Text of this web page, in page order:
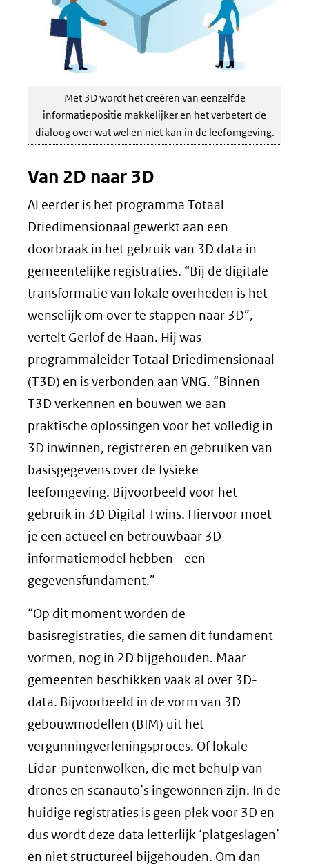
Met 3D wordt het creëren van eenzelfde
informatiepositie makkelijker en het verbetert de
dialoog over wat wel en niet kan in de leefomgeving.
Van 2D naar 3D
Al eerder is het programma Totaal
Driedimensionaal gewerkt aan een
doorbraak in het gebruik van 3D data in
gemeentelijke registraties. “Bij de digitale
transformatie van lokale overheden is het
wenselijk om over te stappen naar 3D”,
vertelt Gerlof de Haan. Hij was
programmaleider Totaal Driedimensionaal
(T3D) en is verbonden aan VNG. “Binnen
T3D verkennen en bouwen we aan
praktische oplossingen voor het volledig in
3D inwinnen, registreren en gebruiken van
basisgegevens over de fysieke
leefomgeving. Bijvoorbeeld voor het
gebruik in 3D Digital Twins. Hiervoor moet
je een actueel en betrouwbaar 3D-
informatiemodel hebben - een
gegevensfundament.”
“Op dit moment worden de
basisregistraties, die samen dit fundament
vormen, nog in 2D bijgehouden. Maar
gemeenten beschikken vaak al over 3D-
data. Bijvoorbeeld in de vorm van 3D
gebouwmodellen (BIM) uit het
vergunningverleningsproces. Of lokale
Lidar-puntenwolken, die met behulp van
drones en scanauto’s ingewonnen zijn. In de
huidige registraties is geen plek voor 3D en
dus wordt deze data letterlijk ‘platgeslagen’
en niet structureel bijgehouden. Om dan